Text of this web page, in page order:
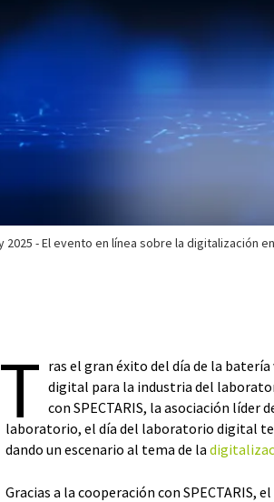
2025 - El evento en línea sobre la digitalización
T ras el gran éxito del día de la
digital para la industria del
con SPECTARIS, la asociación
laboratorio, el día del laboratorio digital
dando un escenario al tema de la
Gracias a la cooperación con SPECTARIS,